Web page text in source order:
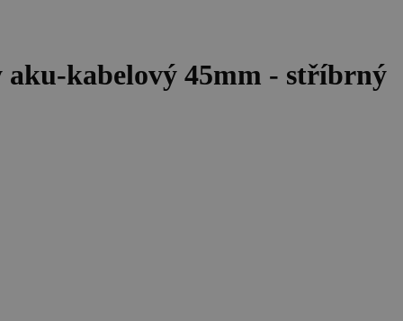
kabelový 45mm - stříbrný